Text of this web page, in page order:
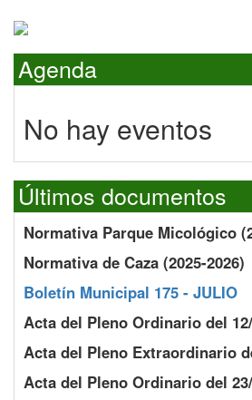
Agenda
No hay eventos
Últimos documentos
Normativa Parque Micológico
Normativa de Caza (2025-2026)
Boletín Municipal 175 - JULIO
Acta del Pleno Ordinario del
Acta del Pleno Extraordinario
Acta del Pleno Ordinario del